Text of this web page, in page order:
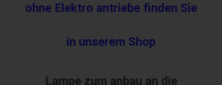
ohne Elektro antriebe finden Sie
in unserem Shop
Lampe zum anbau an die